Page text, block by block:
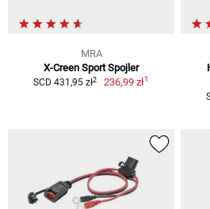
MRA
X-Creen Sport Spojler
SCD 431,95 zł2 236,99 zł1